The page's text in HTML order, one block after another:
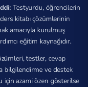
Testyurdu, öğrencilerin
kitabı çözümlerinin
amacıyla kurulmuş
eğitim kaynağıdır.
testler, cevap
bilgilendirme ve destek
için azami özen gösterilse